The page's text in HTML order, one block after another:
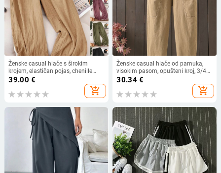
Ženske casual hlače s širokim
krojem, elastičan pojas, chenille
tkanina, lagana tekstura, ljeto 2025
39.00 €
add_shopping_cart
Ženske casual hlače od pamuka,
visokim pasom, opušteni kroj, 3/4
dužina, ljeto 2025
30.34€
add_shopping_cart